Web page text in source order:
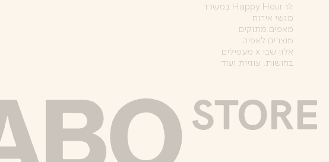
☆ Happy Hour במשרד
מגשי אירוח
מאפים מתוקים
מוצרים לאפיה
אלון שבו x מעפילים
בחושות, עוגיות ועוד